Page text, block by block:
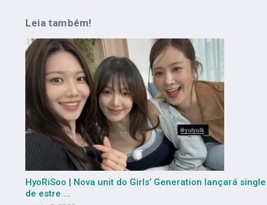
Leia também!
HyoRiSoo | Nova unit do Girls’ Generation lançará single
de estre ...